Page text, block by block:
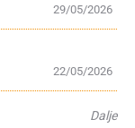
29/05/2026
22/05/2026
Dalje